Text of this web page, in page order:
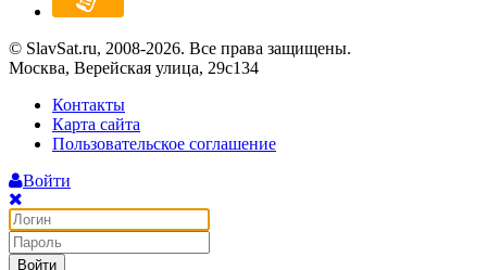
© SlavSat.ru, 2008-2026. Все права защищены.
Москва, Верейская улица, 29с134
Контакты
Карта сайта
Пользовательское соглашение
Войти
Войти